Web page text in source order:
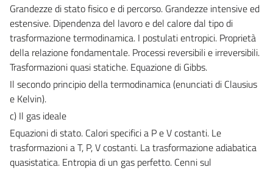
Grandezze di stato fisico e di percorso. Grandezze intensive ed
estensive. Dipendenza del lavoro e del calore dal tipo di
trasformazione termodinamica. I postulati entropici. Proprietà
della relazione fondamentale. Processi reversibili e irreversibili.
Trasformazioni quasi statiche. Equazione di Gibbs.
Il secondo principio della termodinamica (enunciati di Clausius
e Kelvin).
c) Il gas ideale
Equazioni di stato. Calori specifici a P e V costanti. Le
trasformazioni a T, P, V costanti. La trasformazione adiabatica
quasistatica. Entropia di un gas perfetto. Cenni sul